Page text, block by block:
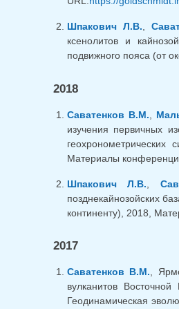
Шпакович Л.В.
ксенолитов и
подвижного пояса (от
2018
Саватенков В.М.
изучения первичных
Материалы
Шпакович Л.В.
позднекайнозойских
континенту), 2018,
2017
Саватенков В.М. ,
вулканитов
Геодинамическая